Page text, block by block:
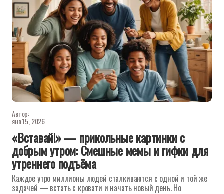
Автор:
янв 15, 2026
«Вставай!» — прикольные картинки с
добрым утром: Смешные мемы и гифки для
утреннего подъёма
Каждое утро миллионы людей сталкиваются с одной и той же
задачей — встать с кровати и начать новый день. Но